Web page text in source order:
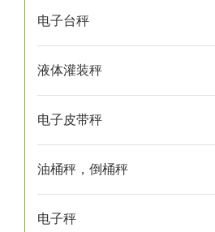
电子台秤
液体灌装秤
电子皮带秤
油桶秤，倒桶秤
电子秤